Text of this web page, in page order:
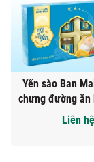
Yến sào Ban
chưng đường ăn
quà tặng 6
Liên hệ